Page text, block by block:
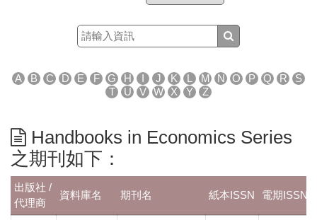
A B C D E F G H I J K L M N O P Q R
S
T
U V W X Y Z
Handbooks in Economics Series
之期刊如下：
出版社 /
代理商
資料庫名 期刊名 紙本ISSN 電期ISSN